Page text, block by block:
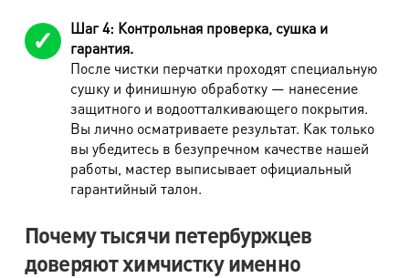
Наличие капюшона из плотных тканей,
утепленного
Пуховики
Наименование работ
Стоимость
Куртка пуховая до 90 см
Пуховик облегченный (от 90 см)
Шаг 4: Контрольная проверка, сушка и
гарантия.
После чистки перчатки проходят специальную
сушку и финишную обработку — нанесение
защитного и водоотталкивающего покрытия.
Вы лично осматриваете результат. Как только
вы убедитесь в безупречном качестве нашей
работы, мастер выписывает официальный
гарантийный талон.
Почему тысячи петербуржцев
доверяют химчистку именно